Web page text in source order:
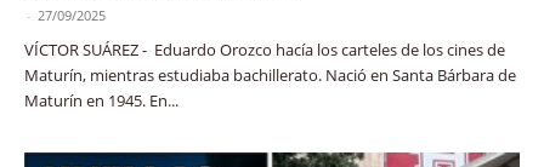
- 27/09/2025
VÍCTOR SUÁREZ - Eduardo Orozco hacía los carteles de los cines de
Maturín, mientras estudiaba bachillerato. Nació en Santa Bárbara de
Maturín en 1945. En...